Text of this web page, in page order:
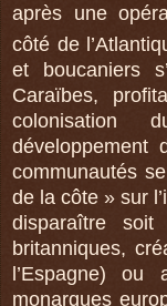
après une
côté de
et boucaniers
Caraïbes,
développement
communautés
de la côte » sur
disparaître
britanniques,
l’Espagne)
monarques